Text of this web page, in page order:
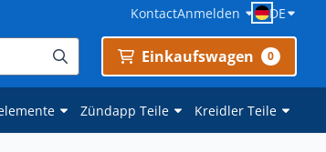
KontactAnmelden DE
Einkaufswagen 0
Zündapp Teile
Kreidler Teile